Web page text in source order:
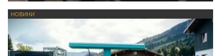
НОВИНИ